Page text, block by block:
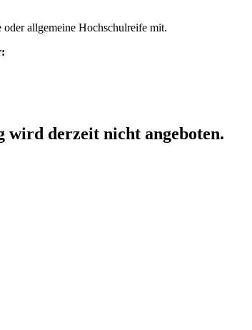
allgemeine Hochschulreife mit.
wird derzeit nicht angeboten.